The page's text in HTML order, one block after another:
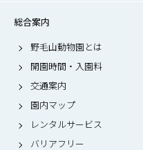
総合案内
野毛山動物園とは
開園時間・入園料
交通案内
園内マップ
レンタルサービス
バリアフリー